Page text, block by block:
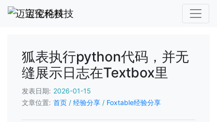
迈宝伦科技
狐表执行python代码，并无
缝展示日志在Textbox里
发表日期: 2026-01-15
文章位置: 首页 / 经验分享 / Foxtable经验分享